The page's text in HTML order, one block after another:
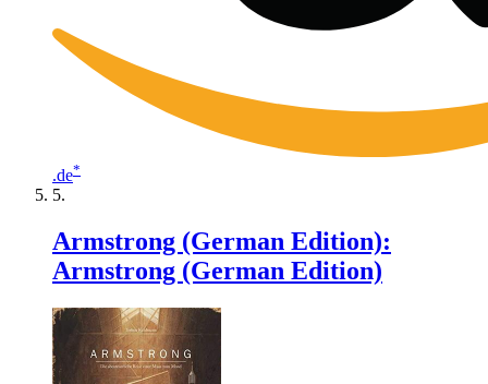
.de*
Armstrong (German Edition):
Armstrong (German Edition)